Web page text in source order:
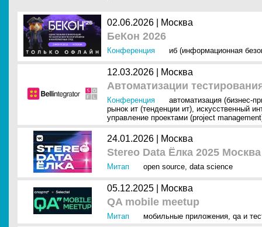
02.06.2026 | Москва
БеКон 2026
Конференция иб (информационная
12.03.2026 | Москва
Автоматизации
Конференция
автоматизация (бизнес-
рынок ит (тенденции ит), искусственный
управление проектами (project
24.01.2026 | Москва
Stereo Data Ёлка 2025 Москва
Митап open source, data science
05.12.2025 | Москва
QA mobile meetup
Митап мобильные приложения, qa и